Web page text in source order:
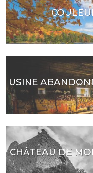
USINE
CHÂTEAU DE